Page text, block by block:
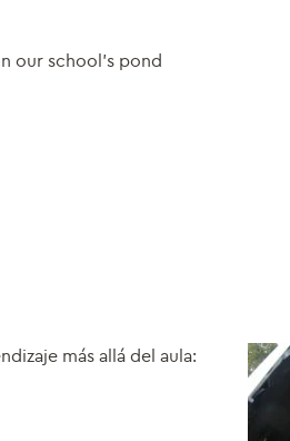
our school’s pond
más allá del aula: